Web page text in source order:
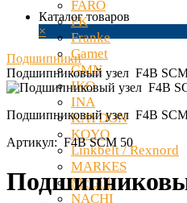
FARO
FK
Franke
Gamet
GMN
IKO
INA
KAYDON
KOYO
Linkbelt / Rexnord
MARKES
McGill
NACHI
Каталог товаров
×
Подшипники
Подшипниковый узел F4B
Подшипниковый узел F4B
Артикул:F4B SCM 50